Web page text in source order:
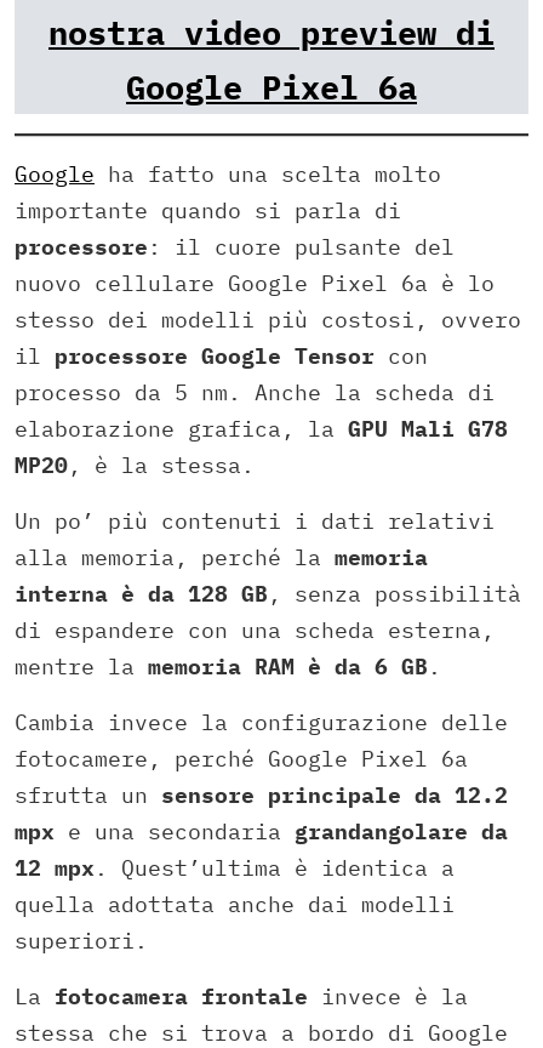
nostra video preview di
Google Pixel 6a
Google ha fatto una scelta molto
importante quando si parla di
processore : il cuore pulsante del
nuovo cellulare Google Pixel 6a è lo
stesso dei modelli più costosi, ovvero
il processore Google Tensor con
processo da 5 nm. Anche la scheda di
elaborazione grafica, la GPU Mali G78
MP20, è la stessa.
Un po’ più contenuti i dati relativi
alla memoria, perché la memoria
interna è da 128 GB , senza possibilità
di espandere con una scheda esterna,
mentre la memoria RAM è da 6 GB .
Cambia invece la configurazione delle
fotocamere, perché Google Pixel 6a
sfrutta un sensore principale da 12.2
mpx e una secondaria grandangolare da
12 mpx . Quest’ultima è identica a
quella adottata anche dai modelli
superiori.
La fotocamera frontale invece è la
stessa che si trova a bordo di Google